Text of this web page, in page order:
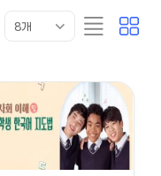
개
수
8개
리
스
카
드